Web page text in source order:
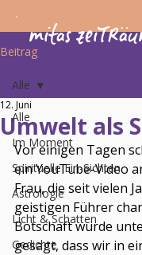
mitas
Beitrag
Alle
Im Moment
Spirituelle Ein-Sichten
Astrologie
Licht & Schatten
Gedichte
Alle
Umwelt als
12. Juni
Vor einigen Tagen
ein YouTube-Video
Frau, die seit vielen
geistigen Führer
Botschaft wurde
gesagt, dass wir in